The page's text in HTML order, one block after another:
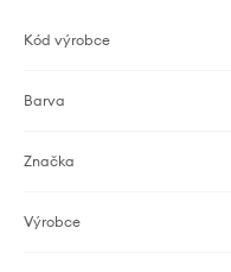
Kód výrobce
Barva
Značka
Výrobce